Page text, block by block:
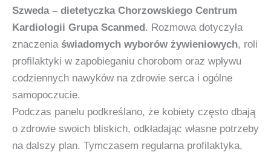
Szweda – dietetyczka Chorzowskiego Centrum
Kardiologii Grupa Scanmed. Rozmowa dotyczyła
znaczenia świadomych wyborów żywieniowych, roli
profilaktyki w zapobieganiu chorobom oraz wpływu
codziennych nawyków na zdrowie serca i ogólne
samopoczucie.
Podczas panelu podkreślano, że kobiety często dbają
o zdrowie swoich bliskich, odkładając własne potrzeby
na dalszy plan. Tymczasem regularna profilaktyka,